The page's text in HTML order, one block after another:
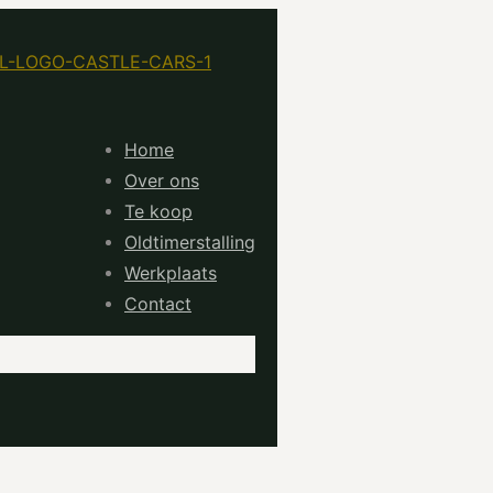
Home
Over ons
Te koop
Oldtimerstalling
Werkplaats
Contact